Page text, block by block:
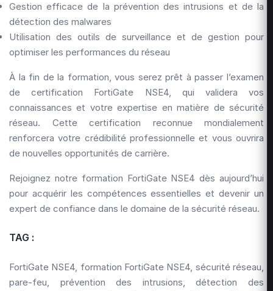
Gestion efficace de la prévention des intrusions et de la
détection des malwares
Utilisation des outils de surveillance et de gestion pour
optimiser les performances du réseau
À la fin de la formation, vous serez prêt à passer l’examen
de certification FortiGate NSE4, qui validera vos
connaissances et votre expertise en matière de sécurité
réseau. Cette certification reconnue mondialement
renforcera votre crédibilité professionnelle et vous ouvrira
de nouvelles opportunités de carrière.
Rejoignez notre formation FortiGate NSE4 dès aujourd’hui
pour acquérir les compétences essentielles et devenir un
expert de confiance dans le domaine de la sécurité réseau.
TAG :
FortiGate NSE4, formation FortiGate NSE4, sécurité réseau,
pare-feu, prévention des intrusions, détection des